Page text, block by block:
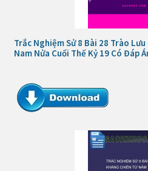
Trắc Nghiệm Sử 8 Bài 28 Trào
Nam Nửa Cuối Thế Kỷ 19 Có Đáp